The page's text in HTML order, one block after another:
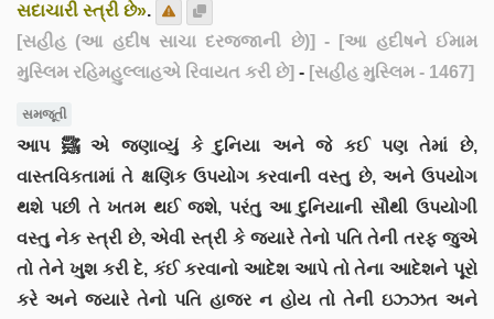
સદાચારી સ્ત્રી છે».
[સહીહ (આ હદીષ સાચા દરજજાની છે)] - [આ હદીષને ઈમામ
મુસ્લિમ રહિમહુલ્લાહએ રિવાયત કરી છે] - [સહીહ મુસ્લિમ - 1467]
સમજૂતી
આપ ﷺ એ જણાવ્યું કે દુનિયા અને જે કઈ પણ તેમાં છે,
વાસ્તવિકતામાં તે ક્ષણિક ઉપયોગ કરવાની વસ્તુ છે, અને ઉપયોગ
થશે પછી તે ખતમ થઈ જશે, પરંતુ આ દુનિયાની સૌથી ઉપયોગી
વસ્તુ નેક સ્ત્રી છે, એવી સ્ત્રી કે જ્યારે તેનો પતિ તેની તરફ જુએ
તો તેને ખુશ કરી દે, કંઈ કરવાનો આદેશ આપે તો તેના આદેશને પૂરો
કરે અને જ્યારે તેનો પતિ હાજર ન હોય તો તેની ઇઝ્ઝત અને